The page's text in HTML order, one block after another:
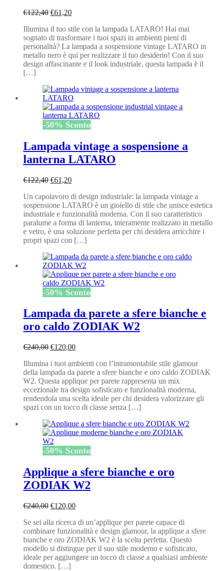
€122,40 Il
originale
era:
€122,40.
€61,20Il
attuale
è:
€61,20.
Illumina il tuo stile con la lampada LATARO! Hai mai
sognato di trasformare i tuoi spazi in ambienti pieni di
personalità? La lampada a sospensione vintage LATARO in
metallo nero è qui per realizzare il tuo desiderio! Con il suo
design affascinante e il look industriale, questa lampada è il
[…]
-50% Sconto
Lampada vintage a sospensione a
lanterna LATARO
€122,40 Il
originale
era:
€122,40.
€61,20Il
attuale
è:
€61,20.
Un capolavoro di design industriale: la lampada vintage a
sospensione LATARO è un gioiello di stile che unisce estetica
industriale e funzionalità moderna. Con il suo caratteristico
paralume a forma di lanterna, interamente realizzato in metallo
e vetro, è una soluzione perfetta per chi desidera arricchire i
propri spazi con […]
-50% Sconto
Lampada da parete a sfere bianche e
oro caldo ZODIAK W2
€240,00 Il
originale
era:
€240,00.
€120,00Il
attuale
è:
€120,00.
Illumina i tuoi ambienti con l’intramontabile stile glamour
della lampada da parete a sfere bianche e oro caldo ZODIAK
W2. Questa applique per parete rappresenta un mix
eccezionale tra design sofisticato e funzionalità moderna,
rendendola una scelta ideale per chi desidera valorizzare gli
spazi con un tocco di classe senza […]
-50% Sconto
Applique a sfere bianche e oro
ZODIAK W2
€240,00 Il
originale
era:
€240,00.
€120,00Il
attuale
è:
€120,00.
Se sei alla ricerca di un’applique per parete capace di
combinare funzionalità e design glamour, la applique a sfere
bianche e oro ZODIAK W2 è la scelta perfetta. Questo
modello si distingue per il suo stile moderno e sofisticato,
ideale per aggiungere un tocco di classe a qualsiasi ambiente
domestico. […]